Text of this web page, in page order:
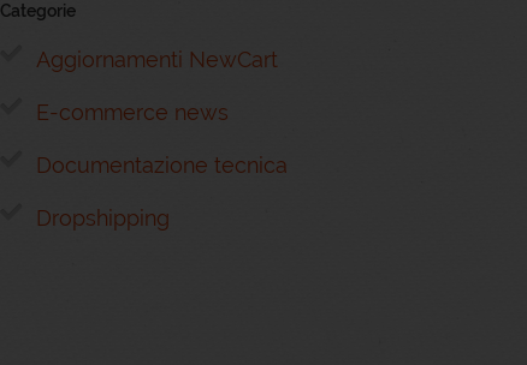
Categorie
Aggiornamenti NewCart
E-commerce news
Documentazione tecnica
Dropshipping